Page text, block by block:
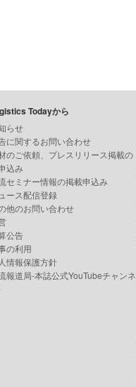
Todayから
らせ
に関するお問い合わせ
のご依頼、プレスリリース掲載の
込み
セミナー情報の掲載申込み
ース配信登録
他のお問い合わせ
公告
の利用
情報保護方針
報道局-本誌公式YouTubeチャンネ